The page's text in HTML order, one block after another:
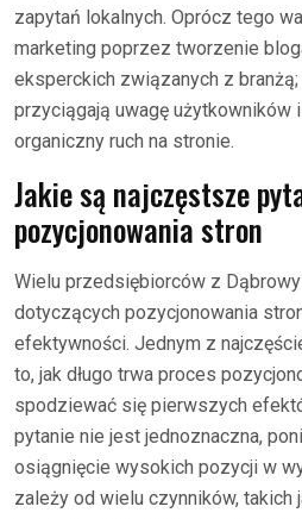
zapytań lokalnych. Oprócz tego
marketing poprzez tworzenie
eksperckich związanych z
przyciągają uwagę użytkowników
organiczny ruch na stronie.
Jakie są najczęstsze
pozycjonowania stron
Wielu przedsiębiorców z
dotyczących pozycjonowania
efektywności. Jednym z
to, jak długo trwa proces
spodziewać się pierwszych
pytanie nie jest jednoznaczna,
osiągnięcie wysokich pozycji w
zależy od wielu czynników, takich